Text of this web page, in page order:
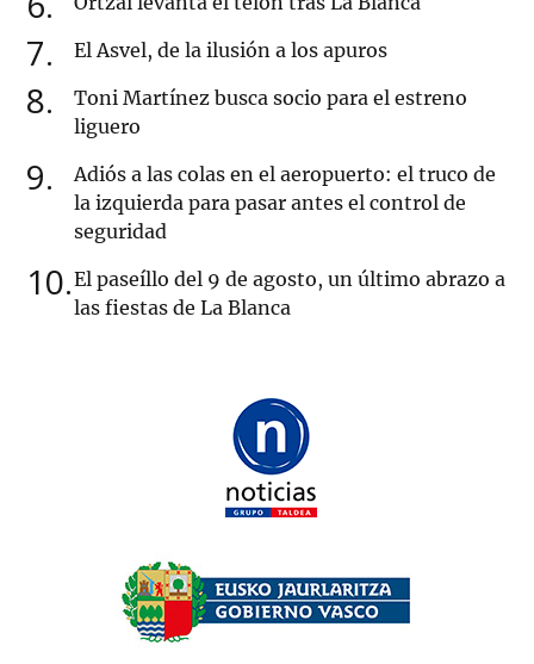
7 El Asvel, de la ilusión a los apuros
8
Toni Martínez busca socio para el estreno
liguero
9
Adiós a las colas en el aeropuerto: el truco de
la izquierda para pasar antes el control de
seguridad
10 El paseíllo del 9 de agosto, un último abrazo a
las fiestas de La Blanca